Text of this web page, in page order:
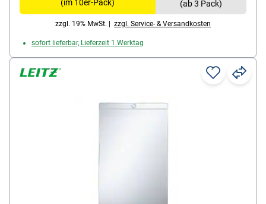
(im 10er-Pack)
(ab 3 Pack)
zzgl. 19% MwSt. | zzgl. Service- & Versandkosten
sofort lieferbar, Lieferzeit 1 Werktag